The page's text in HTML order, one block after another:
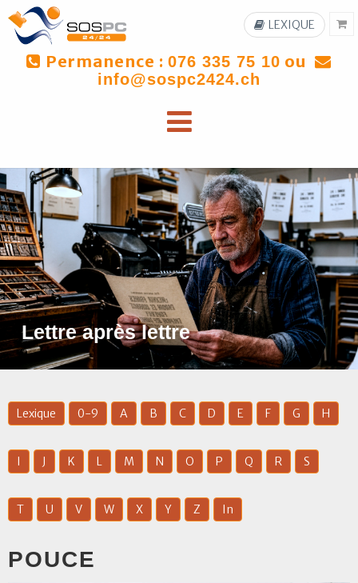
Permanence : 076 335 75 10 ou
info@sospc2424.ch
LEXIQUE
Lettre après lettre
Lexique 0-9 A B C D E F G H
I J K L M N O P Q R S
T U V W X Y Z In
POUCE